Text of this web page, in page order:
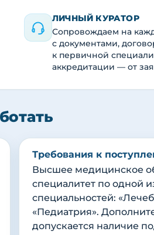
ЛИЧНЫЙ КУРАТОР
Сопровождаем на
с документами,
к первичной
аккредитации — от
Требования к
Высшее медицинское
специалитет по одной
специальностей:
«Педиатрия».
допускается наличие